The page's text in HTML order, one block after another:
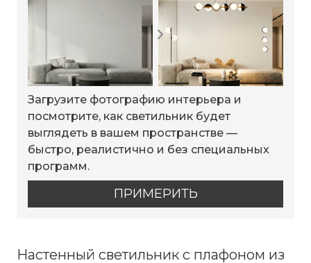
Загрузите фотографию интерьера и
посмотрите, как светильник будет
выглядеть в вашем пространстве —
быстро, реалистично и без специальных
программ.
ПРИМЕРИТЬ
Настенный светильник с плафоном из